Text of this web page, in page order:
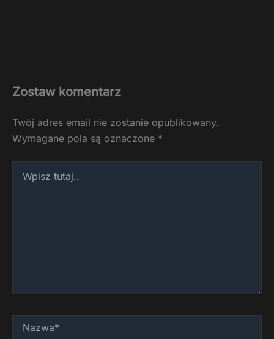
Zostaw komentarz
Twój adres email nie zostanie opublikowany.
Wymagane pola są oznaczone *
tutaj..